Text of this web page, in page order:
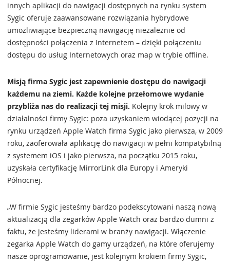
innych aplikacji do nawigacji dostępnych na rynku system
Sygic oferuje zaawansowane rozwiązania hybrydowe
umożliwiające bezpieczną nawigację niezależnie od
dostępności połączenia z Internetem – dzięki połączeniu
dostępu do usług Internetowych oraz map w trybie offline.
Misją firma Sygic jest zapewnienie dostępu do nawigacji
każdemu na ziemi. Każde kolejne przełomowe wydanie
przybliża nas do realizacji tej misji. Kolejny krok milowy w
działalności firmy Sygic: poza uzyskaniem wiodącej pozycji na
rynku urządzeń Apple Watch firma Sygic jako pierwsza, w 2009
roku, zaoferowała aplikację do nawigacji w pełni kompatybilną
z systemem iOS i jako pierwsza, na początku 2015 roku,
uzyskała certyfikację MirrorLink dla Europy i Ameryki
Północnej.
„W firmie Sygic jesteśmy bardzo podekscytowani naszą nową
aktualizacją dla zegarków Apple Watch oraz bardzo dumni z
faktu, że jesteśmy liderami w branży nawigacji. Włączenie
zegarka Apple Watch do gamy urządzeń, na które oferujemy
nasze oprogramowanie, jest kolejnym krokiem firmy Sygic,